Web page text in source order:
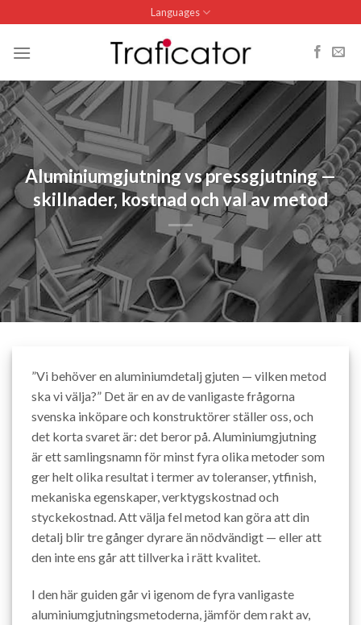
to
content
Languages
Aluminiumgjutning vs pressgjutning —
skillnader, kostnad och val av metod
”Vi behöver en aluminiumdetalj gjuten — vilken metod
ska vi välja?” Det är en av de vanligaste frågorna
svenska inköpare och konstruktörer ställer oss, och
det korta svaret är: det beror på. Aluminiumgjutning
är ett samlingsnamn för minst fyra olika metoder som
ger helt olika resultat i termer av toleranser, ytfinish,
mekaniska egenskaper, verktygskostnad och
styckekostnad. Att välja fel metod kan göra att din
detalj blir tre gånger dyrare än nödvändigt — eller att
den inte ens går att tillverka i rätt kvalitet.
I den här guiden går vi igenom de fyra vanligaste
aluminiumgjutningsmetoderna, jämför dem rakt av,